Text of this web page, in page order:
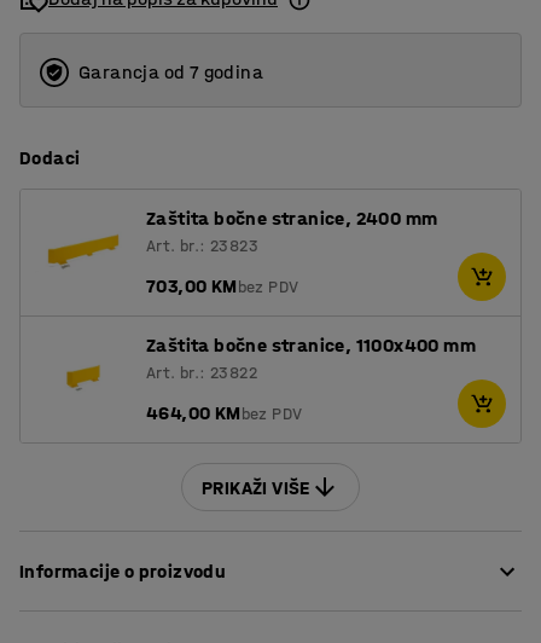
10
Garancja od 7 godina
Dodaci
Zaštita bočne stranice, 2400 mm
Art. br.: 23823
703,00 KMbez PDV
Zaštita bočne stranice, 1100x400 mm
Art. br.: 23822
464,00 KMbez PDV
PRIKAŽI VIŠE
Informacije o proizvodu